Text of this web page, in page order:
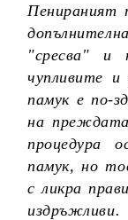
Пенираният
"сресва" и
чупливите и
памук е по-
на
процедура
памук, но
с ликра
издръжливи.